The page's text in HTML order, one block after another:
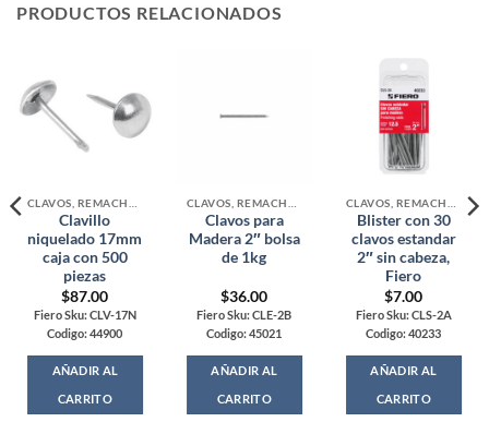
PRODUCTOS RELACIONADOS
Clavillo
niquelado 17mm
caja con 500
piezas
$87.00
Fiero Sku: CLV-17N
Codigo: 44900
AÑADIR AL
CARRITO
Clavos para
Madera 2″ bolsa
de 1kg
$36.00
Fiero Sku: CLE-2B
Codigo: 45021
AÑADIR AL
CARRITO
Blister con 30
clavos estandar
2″ sin cabeza,
Fiero
$7.00
Fiero Sku: CLS-2A
Codigo: 40233
AÑADIR AL
CARRITO